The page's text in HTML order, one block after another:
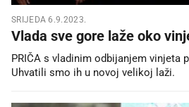
SRIJEDA 6.9.2023.
Vlada sve gore laže oko
PRIČA s vladinim odbijanjem vinjeta
Uhvatili smo ih u novoj velikoj laži.